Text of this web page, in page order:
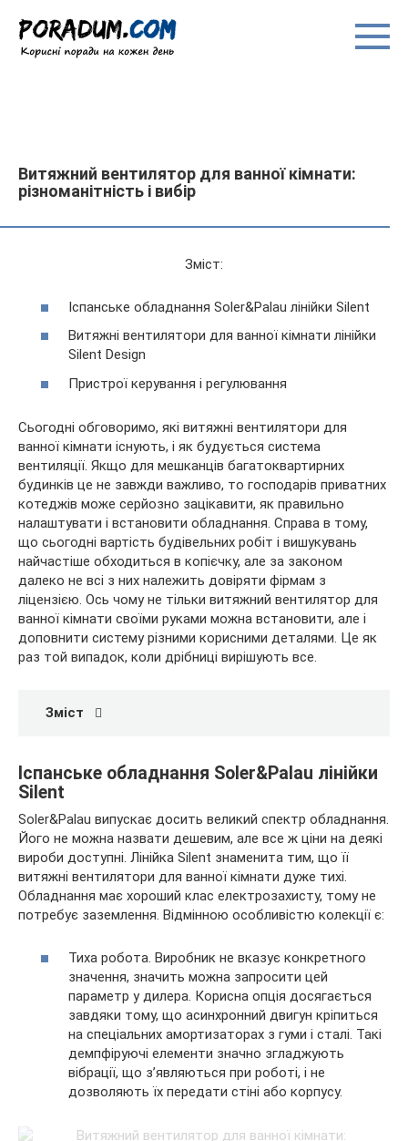
вмісту
Витяжний вентилятор для ванної кімнати:
різноманітність і вибір
Зміст:
Іспанське обладнання Soler&Palau лінійки Silent
Витяжні вентилятори для ванної кімнати лінійки
Silent Design
Пристрої керування і регулювання
Сьогодні обговоримо, які витяжні вентилятори для
ванної кімнати існують, і як будується система
вентиляції. Якщо для мешканців багатоквартирних
будинків це не завжди важливо, то господарів приватних
котеджів може серйозно зацікавити, як правильно
налаштувати і встановити обладнання. Справа в тому,
що сьогодні вартість будівельних робіт і вишукувань
найчастіше обходиться в копієчку, але за законом
далеко не всі з них належить довіряти фірмам з
ліцензією. Ось чому не тільки витяжний вентилятор для
ванної кімнати своїми руками можна встановити, але і
доповнити систему різними корисними деталями. Це як
раз той випадок, коли дрібниці вирішують все.
Зміст
Іспанське обладнання Soler&Palau лінійки
Silent
Soler&Palau випускає досить великий спектр обладнання.
Його не можна назвати дешевим, але все ж ціни на деякі
вироби доступні. Лінійка Silent знаменита тим, що її
витяжні вентилятори для ванної кімнати дуже тихі.
Обладнання має хороший клас електрозахисту, тому не
потребує заземлення. Відмінною особливістю колекції є:
Тиха робота. Виробник не вказує конкретного
значення, значить можна запросити цей
параметр у дилера. Корисна опція досягається
завдяки тому, що асинхронний двигун кріпиться
на спеціальних амортизаторах з гуми і сталі. Такі
демпфіруючі елементи значно згладжують
вібрації, що з’являються при роботі, і не
дозволяють їх передати стіні або корпусу.